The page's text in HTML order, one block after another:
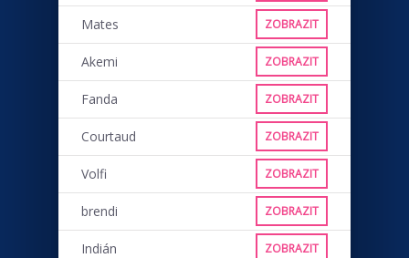
Mates ZOBRAZIT
Akemi ZOBRAZIT
Fanda ZOBRAZIT
Courtaud ZOBRAZIT
Volfi ZOBRAZIT
brendi ZOBRAZIT
Indián ZOBRAZIT